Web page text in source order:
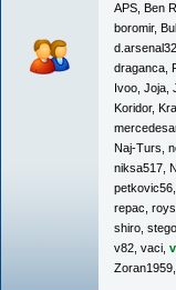
APS Ben
boromir,
draganca
Ivoo Joja
Koridor,
Naj-Turs
niksa517
petkovic56
repac
shiro
v82 vaci
Zoran1959